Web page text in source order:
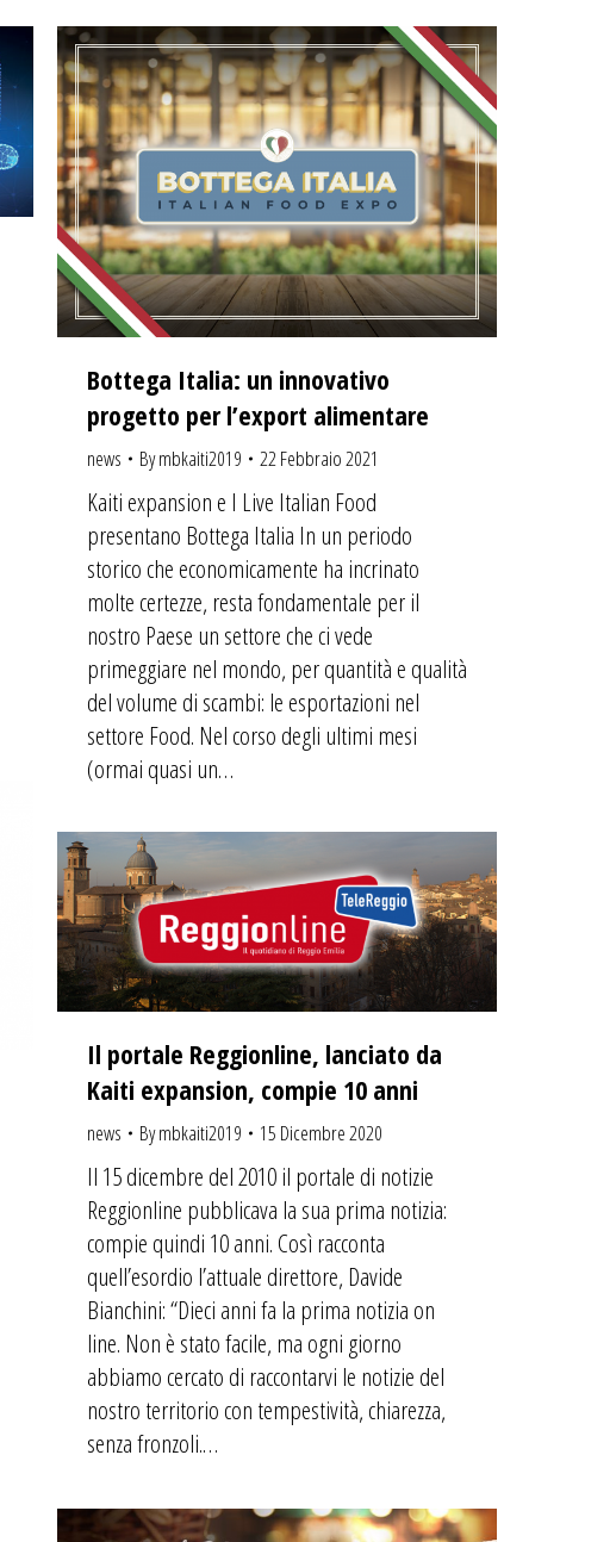
Bottega Italia: un innovativo
progetto per l’export alimentare
news Bymbkaiti2019 22 Febbraio 2021
Kaiti expansion e I Live Italian Food
presentano Bottega Italia In un periodo
storico che economicamente ha incrinato
molte certezze, resta fondamentale per il
nostro Paese un settore che ci vede
primeggiare nel mondo, per quantità e qualità
del volume di scambi: le esportazioni nel
settore Food. Nel corso degli ultimi mesi
(ormai quasi un…
Il portale Reggionline, lanciato da
Kaiti expansion, compie 10 anni
news Bymbkaiti2019 15 Dicembre 2020
Il 15 dicembre del 2010 il portale di notizie
Reggionline pubblicava la sua prima notizia:
compie quindi 10 anni. Così racconta
quell’esordio l’attuale direttore, Davide
Bianchini: “Dieci anni fa la prima notizia on
line. Non è stato facile, ma ogni giorno
abbiamo cercato di raccontarvi le notizie del
nostro territorio con tempestività, chiarezza,
senza fronzoli.…